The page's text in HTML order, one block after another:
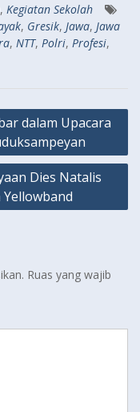
, Kegiatan Sekolah
, Gresik, Jawa, Jawa
, NTT, Polri, Profesi,
dalam Upacara
Dies Natalis
Ruas yang wajib